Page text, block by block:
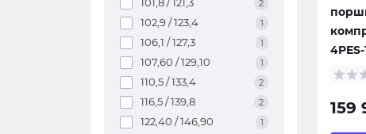
2
102,9 / 123,4 1
106,1 / 127,3 1
107,60 / 129,10 1
110,5 / 133,4 2
116,5 / 139,8 2
122,40 / 146,90 1
4PES-
159